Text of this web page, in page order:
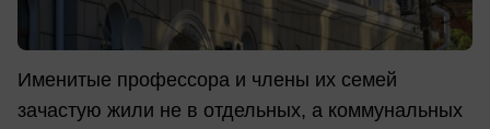
Именитые профессора и члены их семей
зачастую жили не в отдельных, а коммунальных